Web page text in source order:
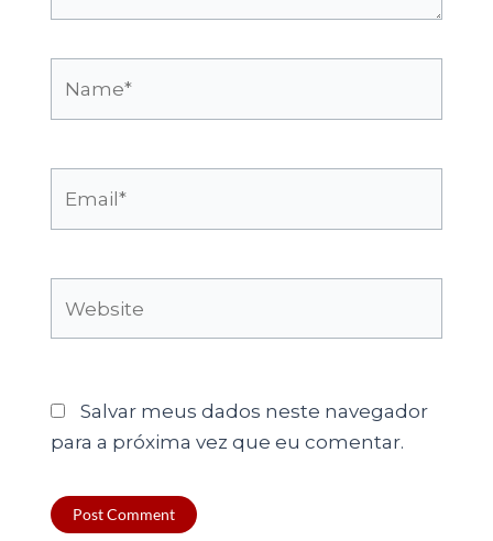
Salvar meus dados neste navegador
para a próxima vez que eu comentar.